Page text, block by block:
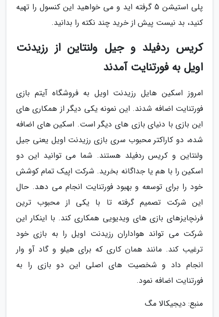
پلی استیشن 5 گرفته اید و می خواهید این کنسول را تهیه
کنید، بد نیست پیش از خرید چند نکته را بدانید.
کریس ردفیلد و جیل ولنتاین از رزیدنت
اویل به فورتنایت آمدند
امروز اسکین هایل رزیدنت اویل به فروشگاه آیتم بازی
فورتنایت اضافه شدند. این نمونه یکی دیگر از همکاری های
این بازی با دنیای بازی های دیگر است. اسکین های اضافه
شده، دو کاراکتر محبوب سری بازی رزیدنت اویل یعنی جیل
ولنتاین و کریس ردفیلد هستند. شما می توانید این دو
اسکین را با هم یا جداگانه بخرید. شرکت اپیک تمام کوشش
خود را برای توسعه و بهبود فورتنایت انجام می دهد. حال
این شرکت تصمیم گرفته تا با یکی از محبوب ترین
فرنچایزهای بازی های ویدیویی همکاری کند. با اینکار این
شرکت می تواند هواداران رزیدنت اویل را به بازی خود
ترغیب کند. مانند همان کاری که برای هیلو و گاد آو وار
انجام داد و شخصیت های اصلی این دو بازی را به
فورتنایت اضافه نمود.
منبع: دیجیکالا مگ